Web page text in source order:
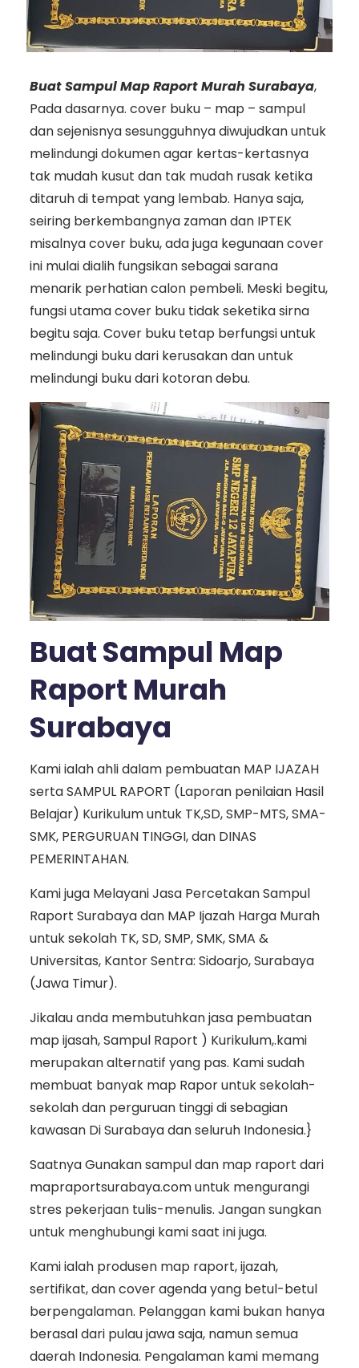
Buat Sampul Map Raport Murah Surabaya,
Pada dasarnya. cover buku – map – sampul
dan sejenisnya sesungguhnya diwujudkan untuk
melindungi dokumen agar kertas-kertasnya
tak mudah kusut dan tak mudah rusak ketika
ditaruh di tempat yang lembab. Hanya saja,
seiring berkembangnya zaman dan IPTEK
misalnya cover buku, ada juga kegunaan cover
ini mulai dialih fungsikan sebagai sarana
menarik perhatian calon pembeli. Meski begitu,
fungsi utama cover buku tidak seketika sirna
begitu saja. Cover buku tetap berfungsi untuk
melindungi buku dari kerusakan dan untuk
melindungi buku dari kotoran debu.
Buat Sampul Map
Raport Murah
Surabaya
Kami ialah ahli dalam pembuatan MAP IJAZAH
serta SAMPUL RAPORT (Laporan penilaian Hasil
Belajar) Kurikulum untuk TK,SD, SMP-MTS, SMA-
SMK, PERGURUAN TINGGI, dan DINAS
PEMERINTAHAN.
Kami juga Melayani Jasa Percetakan Sampul
Raport Surabaya dan MAP Ijazah Harga Murah
untuk sekolah TK, SD, SMP, SMK, SMA &
Universitas, Kantor Sentra: Sidoarjo, Surabaya
(Jawa Timur).
Jikalau anda membutuhkan jasa pembuatan
map ijasah, Sampul Raport ) Kurikulum,.kami
merupakan alternatif yang pas. Kami sudah
membuat banyak map Rapor untuk sekolah-
sekolah dan perguruan tinggi di sebagian
kawasan Di Surabaya dan seluruh Indonesia.}
Saatnya Gunakan sampul dan map raport dari
mapraportsurabaya.com untuk mengurangi
stres pekerjaan tulis-menulis. Jangan sungkan
untuk menghubungi kami saat ini juga.
Kami ialah produsen map raport, ijazah,
sertifikat, dan cover agenda yang betul-betul
berpengalaman. Pelanggan kami bukan hanya
berasal dari pulau jawa saja, namun semua
daerah Indonesia. Pengalaman kami memang